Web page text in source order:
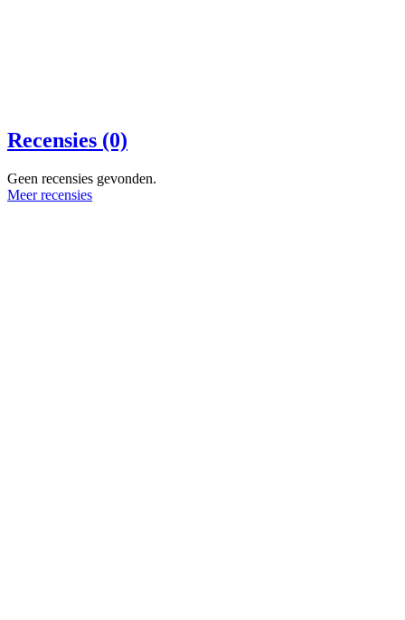
Recensies (0)
Geen recensies gevonden.
Meer recensies